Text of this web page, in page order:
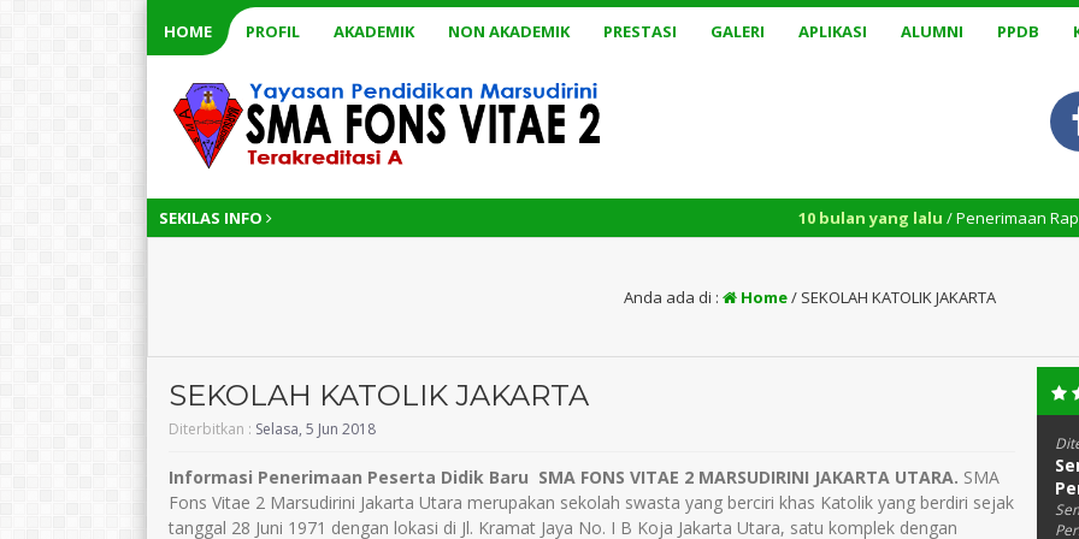
HOME PROFIL AKADEMIK NON AKADEMIK PRESTASI GALERI APLIKASI ALUMNI PPDB
SEKILAS INFO 10 bulan yang lalu/ Penerimaan Rapor Penilaian
Anda ada di : Home/ SEKOLAH KATOLIK JAKARTA
SEKOLAH KATOLIK JAKARTA
Diterbitkan : Selasa, 5 Jun 2018
Informasi Penerimaan Peserta Didik Baru SMA FONS VITAE 2 MARSUDIRINI JAKARTA UTARA. SMA
Fons Vitae 2 Marsudirini Jakarta Utara merupakan sekolah swasta yang berciri khas Katolik yang berdiri sejak
tanggal 28 Juni 1971 dengan lokasi di Jl. Kramat Jaya No. I B Koja Jakarta Utara, satu komplek dengan